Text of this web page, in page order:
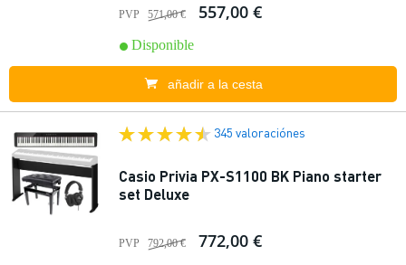
PVP 571,00 € 557,00 €
Disponible
añadir a la cesta
345 valoraciónes
Casio Privia PX-S1100 BK Piano starter
set Deluxe
PVP 792,00 € 772,00 €